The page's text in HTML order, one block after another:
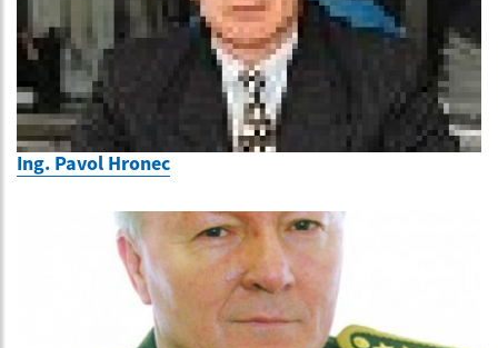
Ing. Pavol Hronec